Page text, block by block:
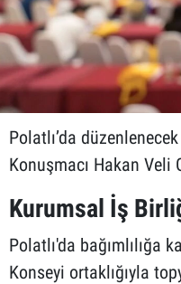
Polatlı’da
Konuşmacı Hakan
Kurumsal İş
Polatlı'da bağımlılığa
Konseyi ortaklığıyla